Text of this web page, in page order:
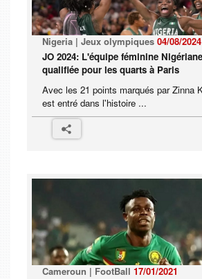
Nigeria | Jeux olympiques 04/08/2024
JO 2024: L'équipe féminine
qualifiée pour les quarts à Paris
Avec les 21 points marqués par Zinna
est entré dans l'histoire ...
Cameroun | FootBall 17/01/2021